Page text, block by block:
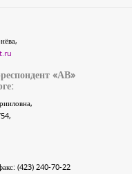
«АВ»
(423) 240-70-22